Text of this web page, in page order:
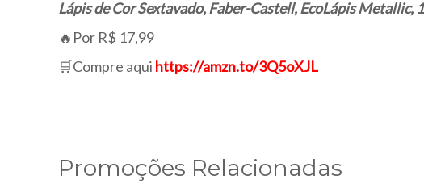
Lápis de Cor Sextavado, Faber-Castell, EcoLápis Metallic,
🔥Por R$ 17,99
🛒Compre aqui https://amzn.to/3Q5oXJL
Promoções Relacionadas